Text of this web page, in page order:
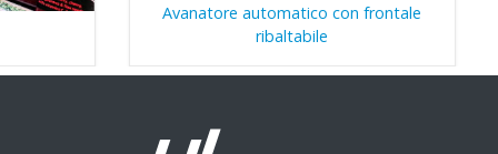
Avanatore automatico con frontale
ribaltabile